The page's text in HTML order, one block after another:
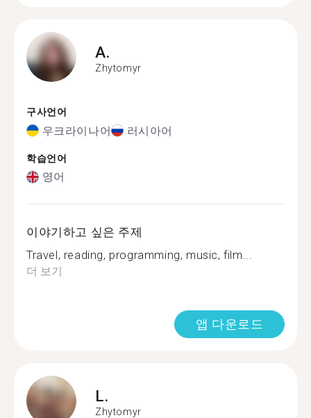
A.
Zhytomyr
구사언어
우크라이나어 러시아어
학습언어
영어
이야기하고 싶은 주제
Travel, reading, programming, music, film...
더 보기
앱 다운로드
L.
Zhytomyr